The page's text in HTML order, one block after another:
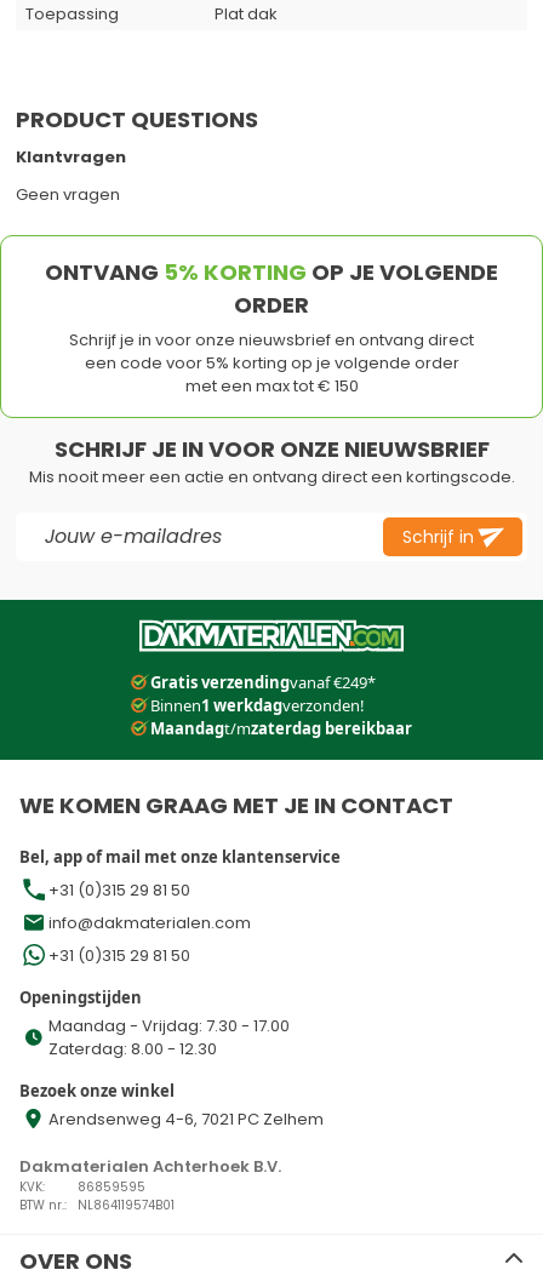
Toepassing
Plat dak
PRODUCT QUESTIONS
Klantvragen
Geen vragen
ONTVANG 5% KORTING OP JE VOLGENDE
ORDER
Schrijf je in voor onze nieuwsbrief en ontvang direct
een code voor 5% korting op je volgende order
met een max tot € 150
SCHRIJF JE IN VOOR ONZE NIEUWSBRIEF
Mis nooit meer een actie en ontvang direct een kortingscode.
Schrijf in
Gratis verzendingvanaf €249*
Binnen1 werkdagverzonden!
Maandagt/mzaterdag bereikbaar
WE KOMEN GRAAG MET JE IN CONTACT
Bel, app of mail met onze klantenservice
+31 (0)315 29 81 50
info@dakmaterialen.com
+31 (0)315 29 81 50
Openingstijden
Maandag - Vrijdag: 7.30 - 17.00
Zaterdag: 8.00 - 12.30
Bezoek onze winkel
Arendsenweg 4-6, 7021 PC Zelhem
Dakmaterialen Achterhoek B.V.
KVK:
86859595
BTW nr.:
NL864119574B01
OVER ONS